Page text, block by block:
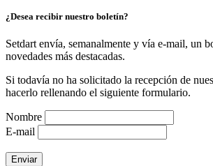
¿Desea recibir nuestro boletín?
Setdart envía, semanalmente y vía e-mail, un
novedades más destacadas.
Si todavía no ha solicitado la recepción de
hacerlo rellenando el siguiente formulario.
Nombre
E-mail